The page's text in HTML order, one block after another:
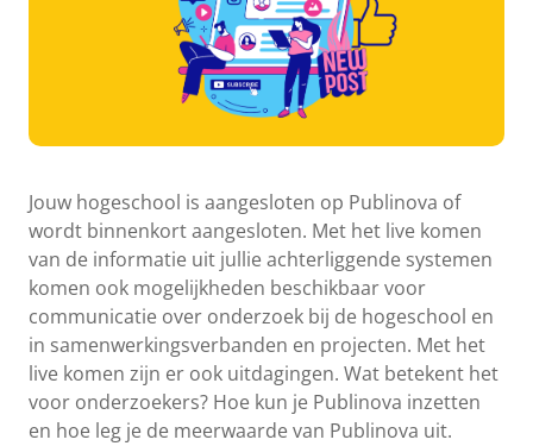
Jouw hogeschool is aangesloten op Publinova of
wordt binnenkort aangesloten. Met het live komen
van de informatie uit jullie achterliggende systemen
komen ook mogelijkheden beschikbaar voor
communicatie over onderzoek bij de hogeschool en
in samenwerkingsverbanden en projecten. Met het
live komen zijn er ook uitdagingen. Wat betekent het
voor onderzoekers? Hoe kun je Publinova inzetten
en hoe leg je de meerwaarde van Publinova uit.